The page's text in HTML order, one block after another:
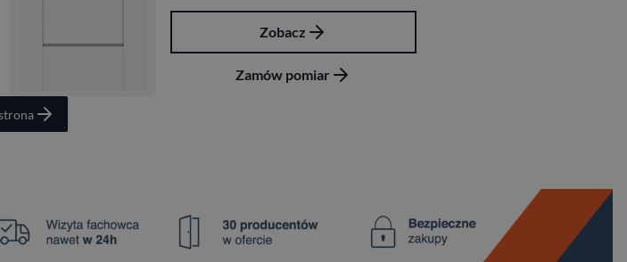
Zobacz
Zamów pomiar